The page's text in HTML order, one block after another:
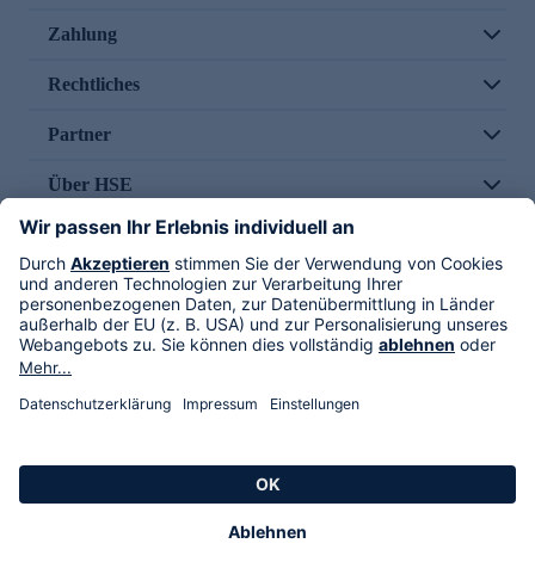
Zahlung
Rechtliches
Partner
Über HSE
Im TV
HSE International